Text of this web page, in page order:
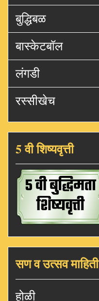
बुद्धिबळ
बास्केटबॉल
लंगडी
रस्सीखेच
5 वी शिष्यवृत्ती
सण व उत्सव माहिती
होळी